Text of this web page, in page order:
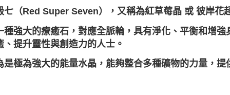
七（Red Super Seven），又稱為紅草莓晶 ​或 彼岸花
種強大的療癒石，對應全脈輪，具有淨化、平衡和增
、提升靈性與創造力的人士。
是極為強大的能量水晶，能夠整合多種礦物的力量，